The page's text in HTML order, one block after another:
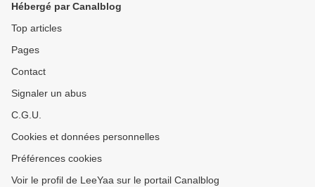
Hébergé par Canalblog
Top articles
Pages
Contact
Signaler un abus
C.G.U.
Cookies et données personnelles
Préférences cookies
Voir le profil de LeeYaa sur le portail Canalblog